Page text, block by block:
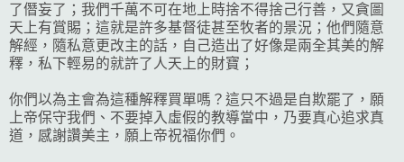
了僭妄了；我們千萬不可在地上時捨不得捨己行善，又貪圖
天上有賞賜；這就是許多基督徒甚至牧者的景況；他們隨意
解經，隨私意更改主的話，自己造出了好像是兩全其美的解
釋，私下輕易的就許了人天上的財寶；
你們以為主會為這種解釋買單嗎？這只不過是自欺罷了，願
上帝保守我們、不要掉入虛假的教導當中，乃要真心追求真
道，感謝讚美主，願上帝祝福你們。